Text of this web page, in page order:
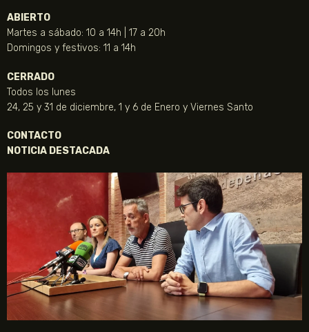
ABIERTO
Martes a sábado: 10 a 14h | 17 a 20h
Domingos y festivos: 11 a 14h
CERRADO
Todos los lunes
24, 25 y 31 de diciembre, 1 y 6 de Enero y Viernes Santo
CONTACTO
NOTICIA DESTACADA